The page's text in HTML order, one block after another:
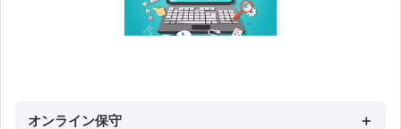
オンライン保守 ＋